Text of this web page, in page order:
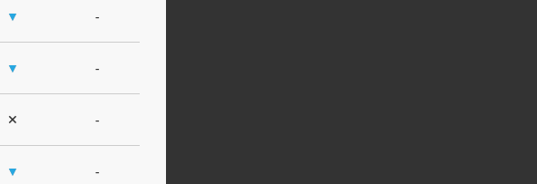
▼ -
▼ -
✕ -
▼ -